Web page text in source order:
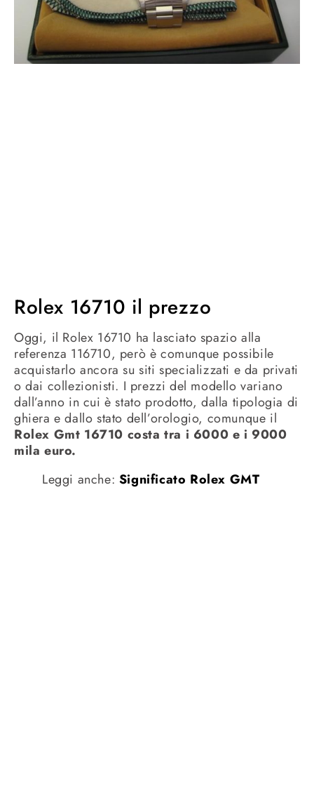
Rolex 16710 il prezzo
Oggi, il Rolex 16710 ha lasciato spazio alla
referenza 116710, però è comunque possibile
acquistarlo ancora su siti specializzati e da privati
o dai collezionisti. I prezzi del modello variano
dall’anno in cui è stato prodotto, dalla tipologia di
ghiera e dallo stato dell’orologio, comunque il
Rolex Gmt 16710 costa tra i 6000 e i 9000
mila euro.
Leggi anche: Significato Rolex GMT